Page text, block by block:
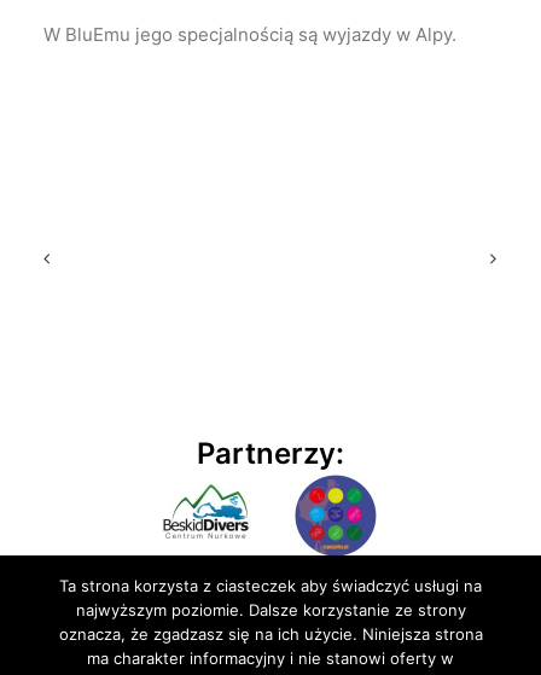
W BluEmu jego specjalnością są wyjazdy w Alpy.
Partnerzy:
Ta strona korzysta z ciasteczek aby świadczyć usługi na
najwyższym poziomie. Dalsze korzystanie ze strony
oznacza, że zgadzasz się na ich użycie. Niniejsza strona
ma charakter informacyjny i nie stanowi oferty w